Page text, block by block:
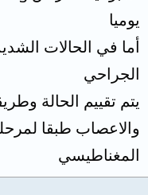
يوميا
أما في الحالات
الجراحي
يتم تقييم الحالة
والاعصاب طبقا
المغناطيسي